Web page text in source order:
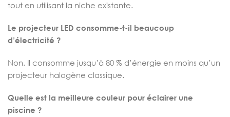
tout en utilisant la niche existante.
Le projecteur LED consomme-t-il beaucoup
d’électricité ?
Non. Il consomme jusqu’à 80 % d’énergie en moins qu’un
projecteur halogène classique.
Quelle est la meilleure couleur pour éclairer une
piscine ?